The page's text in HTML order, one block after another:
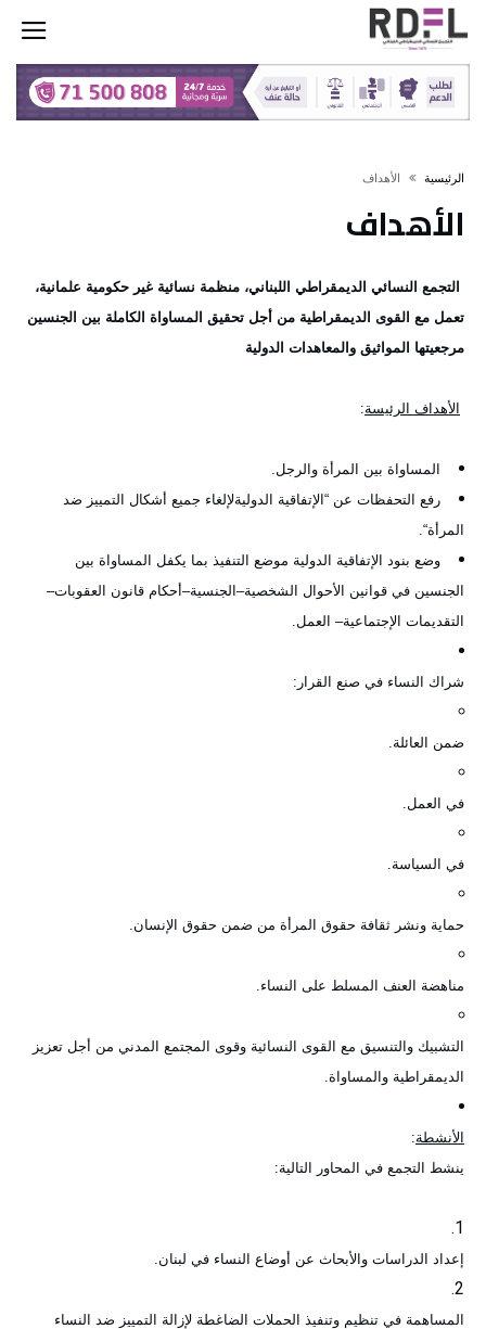
‫الرئيسية‬ الأهداف
الأهداف
التجمع النسائي الديمقراطي اللبناني، منظمة نسائية غير حكومية علمانية،
تعمل مع القوى الديمقراطية من أجل تحقيق المساواة الكاملة بين الجنسين
مرجعيتها المواثيق والمعاهدات الدولية
الأهداف الرئيسة:
المساواة بين المرأة والرجل
رفع التحفظات عن “الإتفاقية الدوليةلإلغاء جميع أشكال التمييز ضد
المرأة“.
وضع بنود الإتفاقية الدولية موضع التنفيذ بما يكفل المساواة بين
الجنسين في قوانين الأحوال الشخصية–الجنسية–أحكام قانون العقوبات–
التقديمات الإجتماعية– العمل
شراك النساء في صنع القرار :
ضمن العائلة
في العمل
في السياسة
حماية ونشر ثقافة حقوق المرأة من ضمن حقوق الإنسان
مناهضة العنف المسلط على النساء
التشبيك والتنسيق مع القوى النسائية وقوى المجتمع المدني من أجل تعزيز
الديمقراطية والمساواة
الأنشطة:
ينشط التجمع في المحاور التالية:
إعداد الدراسات والأبحاث عن أوضاع النساء في لبنان
المساهمة في تنظيم وتنفيذ الحملات الضاغطة لإزالة التمييز ضد النساء